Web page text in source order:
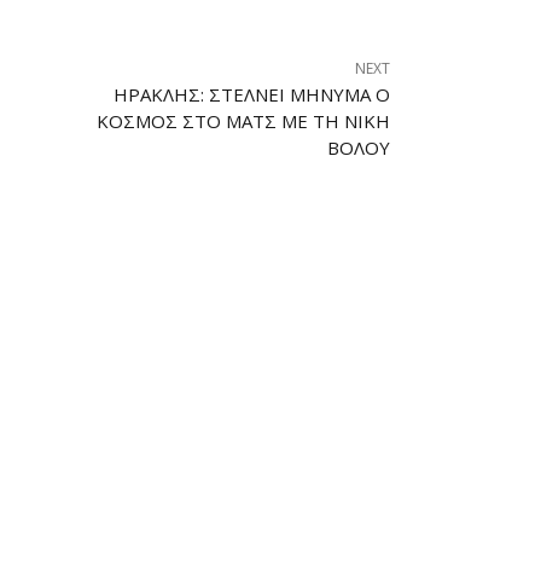
NEXT
ΗΡΑΚΛΉΣ: ΣΤΈΛΝΕΙ ΜΉΝΥΜΑ Ο
ΚΌΣΜΟΣ ΣΤΟ ΜΑΤΣ ΜΕ ΤΗ ΝΊΚΗ
ΒΌΛΟΥ